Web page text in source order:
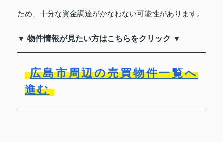
ため、十分な資金調達がかなわない可能性があります。
▼ 物件情報が見たい方はこちらをクリック ▼
広島市周辺の売買物件一覧へ
進む